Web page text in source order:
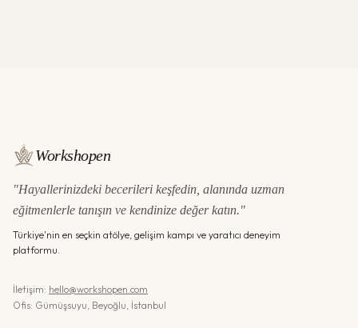
Workshopen
"Hayallerinizdeki becerileri keşfedin, alanında uzman
eğitmenlerle tanışın ve kendinize değer katın."
Türkiye'nin en seçkin atölye, gelişim kampı ve yaratıcı deneyim
platformu.
İletişim: hello@workshopen.com
Ofis: Gümüşsuyu, Beyoğlu, İstanbul